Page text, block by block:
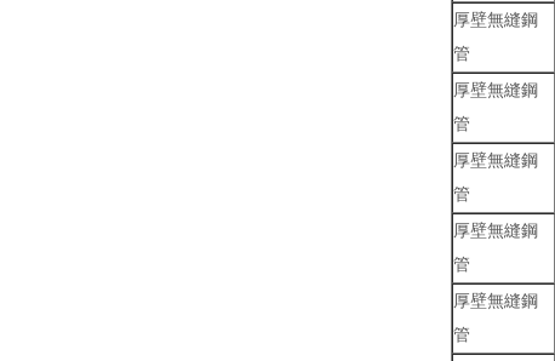
厚壁無縫鋼
管
厚壁無縫鋼
管
厚壁無縫鋼
管
厚壁無縫鋼
管
厚壁無縫鋼
管